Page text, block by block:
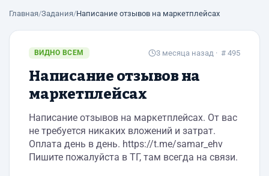
Главная/Задания/Написание отзывов на маркетплейсах
ВИДНО ВСЕМ 3 месяца назад · # 495
Написание отзывов на
маркетплейсах
Написание отзывов на маркетплейсах. От вас
не требуется никаких вложений и затрат.
Оплата день в день. https://t.me/samar_ehv
Пишите пожалуйста в ТГ, там всегда на связи.